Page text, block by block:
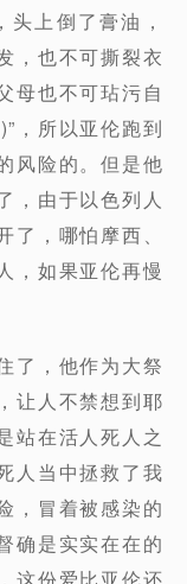
上倒了膏油，
，也不可撕裂衣
母也不可玷污自
，所以亚伦跑到
风险的。但是他
，由于以色列人
，哪怕摩西、
，如果亚伦再慢
了，他作为大祭
让人不禁想到耶
站在活人死人之
人当中拯救了我
，冒着被感染的
确是实实在在的